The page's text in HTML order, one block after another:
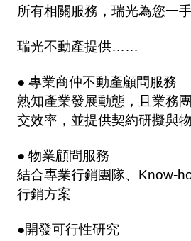
所有相關服務，瑞光為您一
瑞光不動產提供……
● 專業商仲不動產顧問服務
熟知產業發展動態，且業務
交效率，並提供契約研擬與
● 物業顧問服務
結合專業行銷團隊、Know-
行銷方案
●開發可行性研究